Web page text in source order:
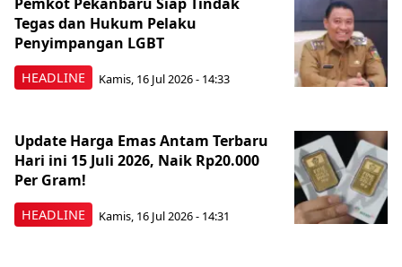
HEADLINE
Tegas dan Hukum Pelaku
Penyimpangan LGBT
Kamis, 16 Jul 2026 - 14:33
HEADLINE
Update Harga Emas Antam Terbaru
Hari ini 15 Juli 2026, Naik Rp20.000
Per Gram!
Kamis, 16 Jul 2026 - 14:31